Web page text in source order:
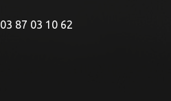
03 87 03 10 62